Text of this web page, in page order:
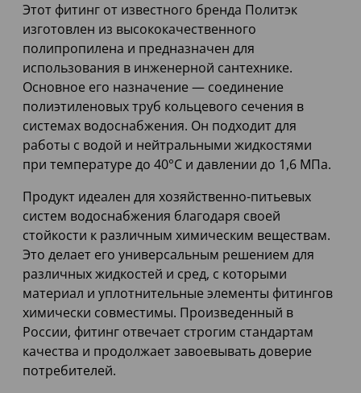
Этот фитинг от известного бренда Политэк
изготовлен из высококачественного
полипропилена и предназначен для
использования в инженерной сантехнике.
Основное его назначение — соединение
полиэтиленовых труб кольцевого сечения в
системах водоснабжения. Он подходит для
работы с водой и нейтральными жидкостями
при температуре до 40°C и давлении до 1,6 МПа.
Продукт идеален для хозяйственно-питьевых
систем водоснабжения благодаря своей
стойкости к различным химическим веществам.
Это делает его универсальным решением для
различных жидкостей и сред, с которыми
материал и уплотнительные элементы фитингов
химически совместимы. Произведенный в
России, фитинг отвечает строгим стандартам
качества и продолжает завоевывать доверие
потребителей.